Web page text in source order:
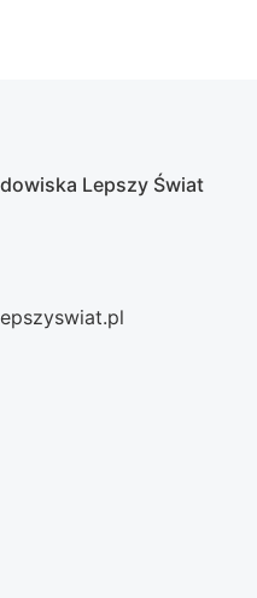
Lepszy Świat